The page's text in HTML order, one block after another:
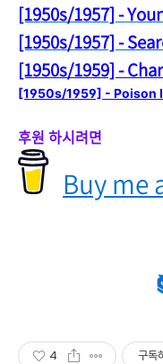
[1950s/1957] -
[1950s/1957] -
[1950s/1959] -
[1950s/1959] - Poison
후원 하시려면
Buy me
4 구독